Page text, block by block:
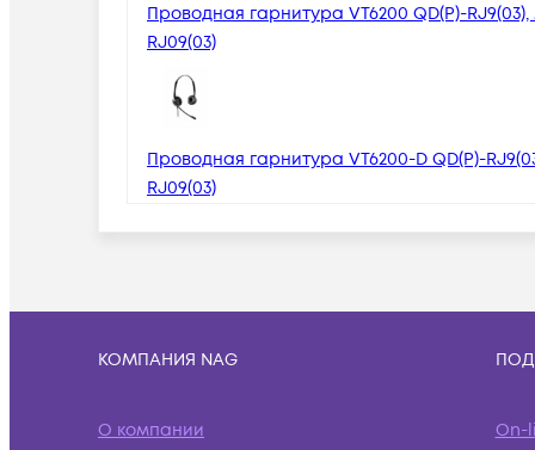
Проводная гарнитура VT6200 QD(P)-
RJ09(03)
Проводная гарнитура VT6200-D QD(P)-
RJ09(03)
КОМПАНИЯ NAG
О компании On-